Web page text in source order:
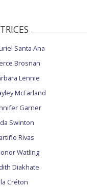
Santa Ana
Brosnan
Lennie
McFarland
Garner
Swinton
Rivas
Watling
Diakhate
Créton